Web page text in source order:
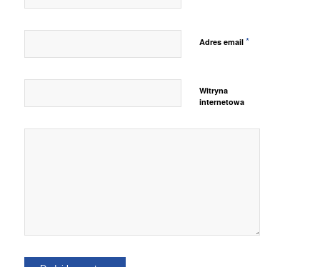
Adres email *
Witryna
internetowa